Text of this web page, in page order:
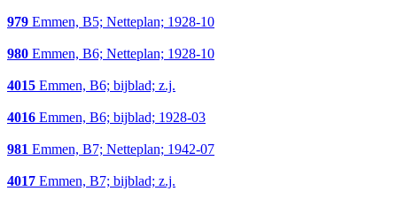
979 Emmen, B5; Netteplan; 1928-10
980 Emmen, B6; Netteplan; 1928-10
4015 Emmen, B6; bijblad; z.j.
4016 Emmen, B6; bijblad; 1928-03
981 Emmen, B7; Netteplan; 1942-07
4017 Emmen, B7; bijblad; z.j.